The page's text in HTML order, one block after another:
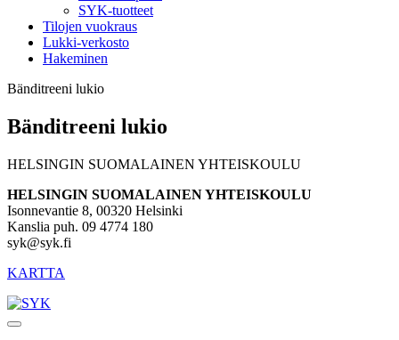
SYK-tuotteet
Tilojen vuokraus
Lukki-verkosto
Hakeminen
Bänditreeni lukio
Bänditreeni lukio
HELSINGIN SUOMALAINEN YHTEISKOULU
HELSINGIN SUOMALAINEN YHTEISKOULU
Isonnevantie 8, 00320 Helsinki
Kanslia puh. 09 4774 180
syk@syk.fi
KARTTA